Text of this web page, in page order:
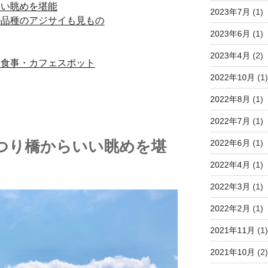
眺めを堪能
種のアジサイも見もの
事・カフェスポット
り橋からいい眺めを堪
2023年7月 (1)
2023年6月 (1)
2023年4月 (2)
2022年10月 (1)
2022年8月 (1)
2022年7月 (1)
2022年6月 (1)
2022年4月 (1)
2022年3月 (1)
2022年2月 (1)
2021年11月 (1)
2021年10月 (2)